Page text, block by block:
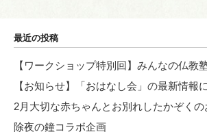
ン
最近の投稿
【ワークショップ特別回】みんなの仏教
【お知らせ】「おはなし会」の最新情報
2月大切な赤ちゃんとお別れしたかぞくの
除夜の鐘コラボ企画